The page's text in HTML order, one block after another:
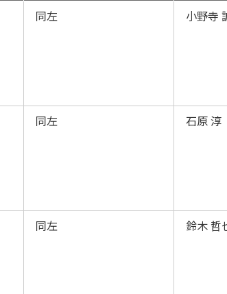
同左 小野寺
同左 石原 淳
同左 鈴木 哲